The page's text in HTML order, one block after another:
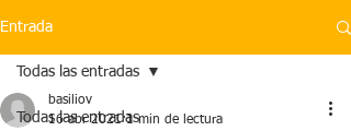
Entrada
Todas las entradas
Todas las entradas
basiliov
16 abr 2021 1 min de lectura